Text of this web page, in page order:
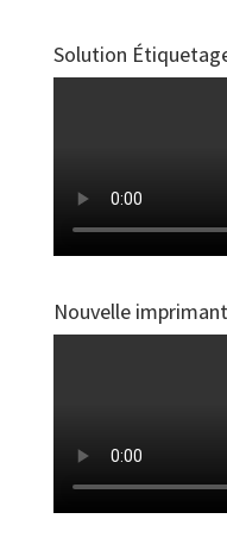
Solution
Nouvelle